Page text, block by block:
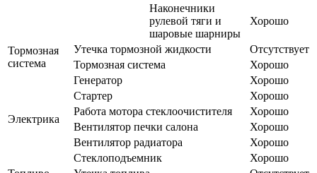
Наконечники
рулевой тяги и
шаровые шарниры
Хорошо
Тормозная
система
Утечка тормозной жидкости
Отсутствует
Тормозная система
Хорошо
Электрика
Генератор
Хорошо
Стартер
Хорошо
Работа мотора стеклоочистителя
Хорошо
Вентилятор печки салона
Хорошо
Вентилятор радиатора
Хорошо
Стеклоподъемник
Хорошо